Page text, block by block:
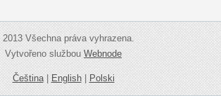
Všechna práva vyhrazena.
Vytvořeno službouWebnode
Čeština|English|Polski